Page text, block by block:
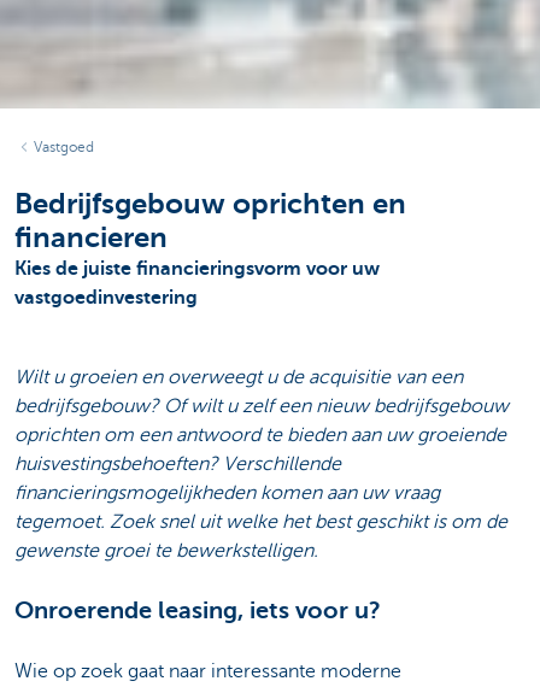
Vastgoed
Bedrijfsgebouw oprichten en
financieren
Kies de juiste financieringsvorm voor uw
vastgoedinvestering
Wilt u groeien en overweegt u de acquisitie van een
bedrijfsgebouw? Of wilt u zelf een nieuw bedrijfsgebouw
oprichten om een antwoord te bieden aan uw groeiende
huisvestingsbehoeften? Verschillende
financieringsmogelijkheden komen aan uw vraag
tegemoet. Zoek snel uit welke het best geschikt is om de
gewenste groei te bewerkstelligen.
Onroerende leasing, iets voor u?
Wie op zoek gaat naar interessante moderne